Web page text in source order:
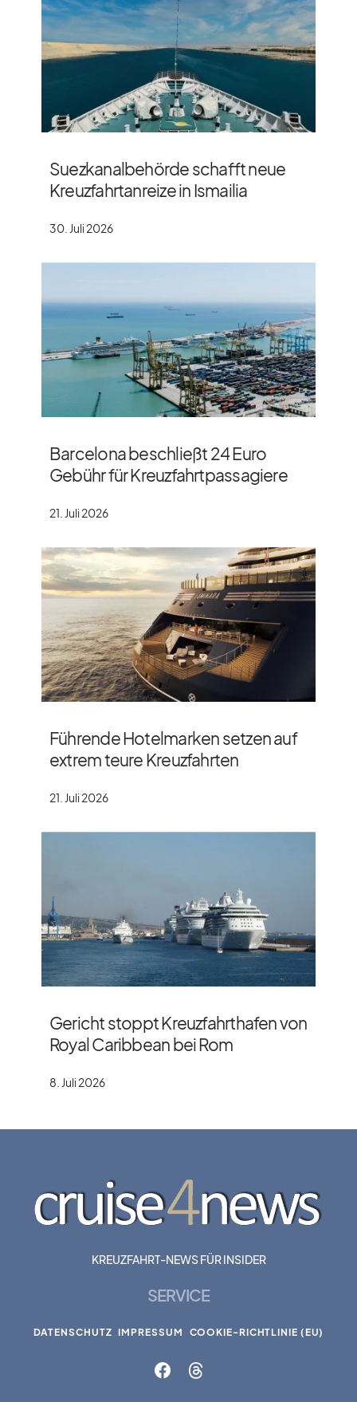
Suezkanalbehörde schafft neue
Kreuzfahrtanreize in Ismailia
30. Juli 2026
Barcelona beschließt 24 Euro
Gebühr für Kreuzfahrtpassagiere
21. Juli 2026
Führende Hotelmarken setzen auf
extrem teure Kreuzfahrten
21. Juli 2026
Gericht stoppt Kreuzfahrthafen von
Royal Caribbean bei Rom
8. Juli 2026
KREUZFAHRT-NEWS FÜR INSIDER
SERVICE
DATENSCHUTZ IMPRESSUM COOKIE-RICHTLINIE (EU)